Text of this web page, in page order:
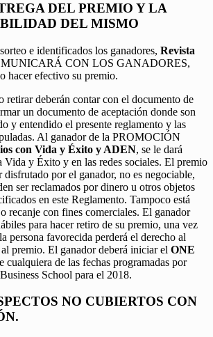
DEL PREMIO Y LA
DEL MISMO
e identificados los ganadores, Revista
CON LOS GANADORES,
hacer efectivo su premio.
retirar deberán contar con el documento de
un documento de aceptación donde son
y entendido el presente reglamento y las
Al ganador de la PROMOCIÓN
con Vida y Éxito y ADEN, se le dará
Vida y Éxito y en las redes sociales. El premio
disfrutado por el ganador, no es negociable,
ser reclamados por dinero u otros objetos
en este Reglamento. Tampoco está
recanje con fines comerciales. El ganador
para hacer retiro de su premio, una vez
persona favorecida perderá el derecho al
premio. El ganador deberá iniciar el ONE
cualquiera de las fechas programadas por
School para el 2018.
NO CUBIERTOS CON